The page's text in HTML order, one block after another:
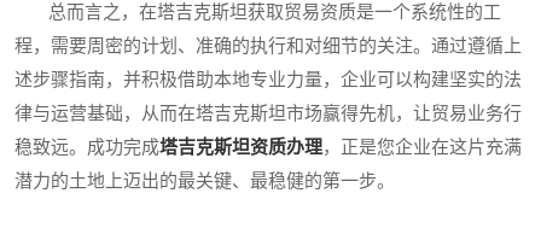
总而言之，在塔吉克斯坦获取贸易资质是一个系统性的工
程，需要周密的计划、准确的执行和对细节的关注。通过遵循上
述步骤指南，并积极借助本地专业力量，企业可以构建坚实的法
律与运营基础，从而在塔吉克斯坦市场赢得先机，让贸易业务行
稳致远。成功完成塔吉克斯坦资质办理，正是您企业在这片充满
潜力的土地上迈出的最关键、最稳健的第一步。